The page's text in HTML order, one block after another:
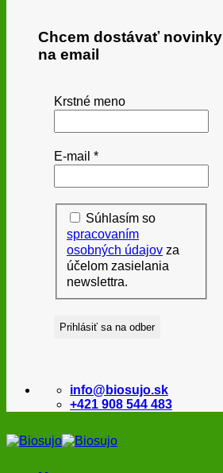
Chcem dostávať novinky
na email
Krstné meno
E-mail *
Súhlasím so
spracovaním
osobných údajov za
účelom zasielania
newslettra.
info@biosujo.sk
+421 908 544 483